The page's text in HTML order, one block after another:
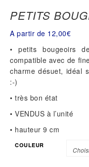
PETITS
A partir de 12,00€
• petits bougeoirs
compatible avec de
charme désuet, idéal
:-)
• très bon état
• VENDUS à l’unité
• hauteur 9 cm
COULEUR